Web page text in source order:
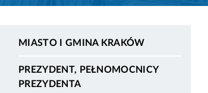
MIASTO I GMINA KRAKÓW
PREZYDENT, PEŁNOMOCNICY
PREZYDENTA